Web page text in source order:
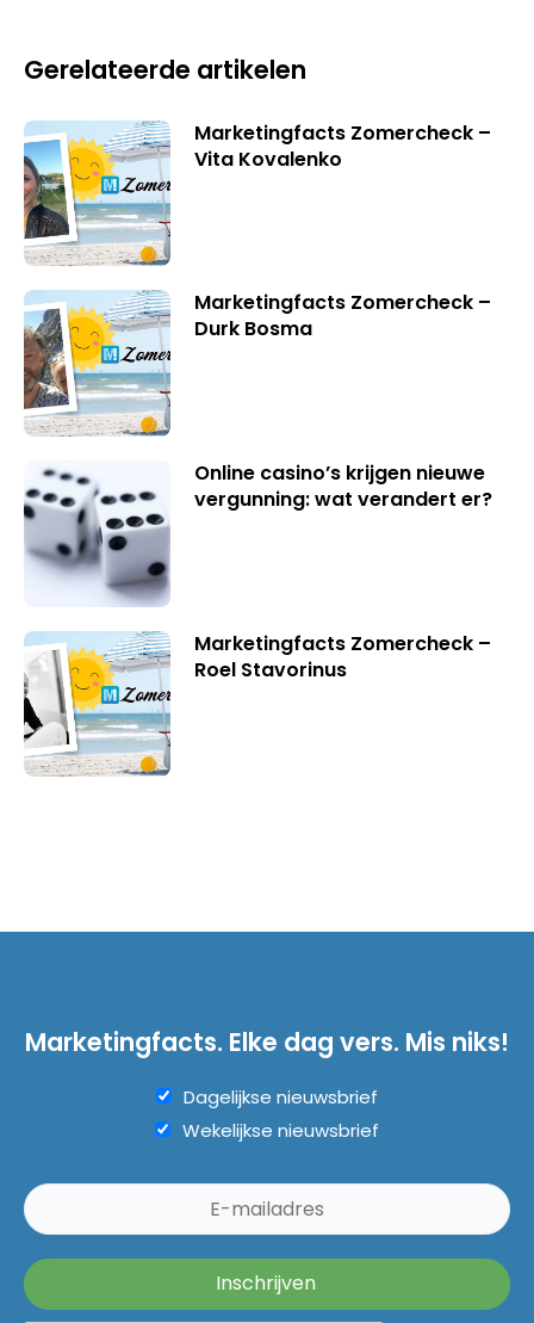
Gerelateerde artikelen
Marketingfacts Zomercheck –
Vita Kovalenko
Marketingfacts Zomercheck –
Durk Bosma
Online casino’s krijgen nieuwe
vergunning: wat verandert er?
Marketingfacts Zomercheck –
Roel Stavorinus
Marketingfacts. Elke dag vers. Mis niks!
Dagelijkse nieuwsbrief
Wekelijkse nieuwsbrief